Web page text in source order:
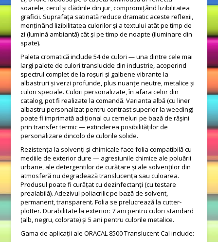
soarele, cerul și clădirile din jur, compromițând lizibilitatea
graficii. Suprafața satinată reduce dramatic aceste reflexii,
menținând lizibilitatea culorilor și a textului atât pe timp de
zi (lumină ambiantă) cât și pe timp de noapte (iluminare din
spate).
Paleta cromatică include 54 de culori — una dintre cele mai
largi palete de culori translucide din industrie, acoperind
spectrul complet de la roșuri și galbene vibrante la
albastruri și verzi profunde, plus nuanțe neutre, metalice și
culori speciale. Culori personalizate, în afara celor din
catalog, pot fi realizate la comandă. Varianta albă (cu liner
albastru personalizat pentru contrast superior la weeding)
poate fi imprimată adițional cu cerneluri pe bază de rășini
prin transfer termic — extinderea posibilităților de
personalizare dincolo de culorile solide.
Rezistența la solvenți și chimicale face folia compatibilă cu
mediile de exterior dure — agresiunile chimice ale poluării
urbane, ale detergentilor de curățare și ale solvenților din
atmosferă nu degradează translucența sau culoarea.
Produsul poate fi curățat cu dezinfectanți (cu testare
prealabilă). Adezivul poliacrilic pe bază de solvent,
permanent, transparent. Folia se prelucrează la cutter-
plotter. Durabilitate la exterior: 7 ani pentru culori standard
(alb, negru, colorate) și 5 ani pentru culorile metalice.
Gama de aplicații ale ORACAL 8500 Translucent Cal include: